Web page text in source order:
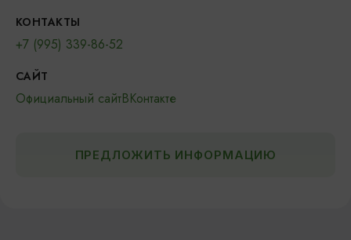
КОНТАКТЫ
+7 (995) 339-86-52
САЙТ
Официальный сайтВКонтакте
ПРЕДЛОЖИТЬ ИНФОРМАЦИЮ